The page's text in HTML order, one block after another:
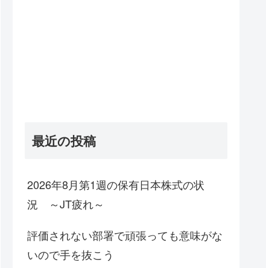
最近の投稿
2026年8月第1週の保有日本株式の状
況 ～JT疲れ～
評価されない部署で頑張っても意味がな
いので手を抜こう